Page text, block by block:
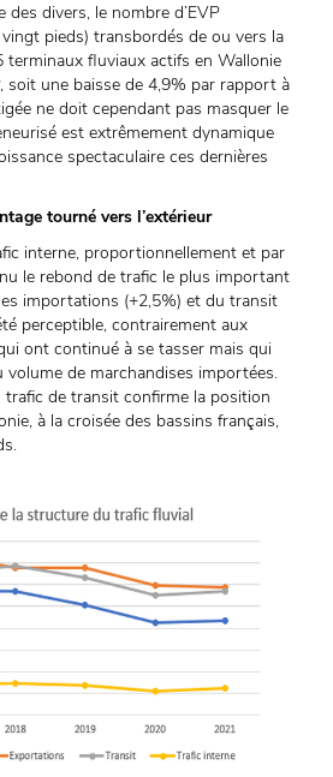
des divers, le nombre d’EVP
pieds) transbordés de ou vers la
terminaux fluviaux actifs en Wallonie
soit une baisse de 4,9% par rapport à
ne doit cependant pas masquer le
est extrêmement dynamique
spectaculaire ces dernières
tourné vers l’extérieur
interne, proportionnellement et par
le rebond de trafic le plus important
importations (+2,5%) et du transit
perceptible, contrairement aux
ont continué à se tasser mais qui
volume de marchandises importées.
de transit confirme la position
à la croisée des bassins français,